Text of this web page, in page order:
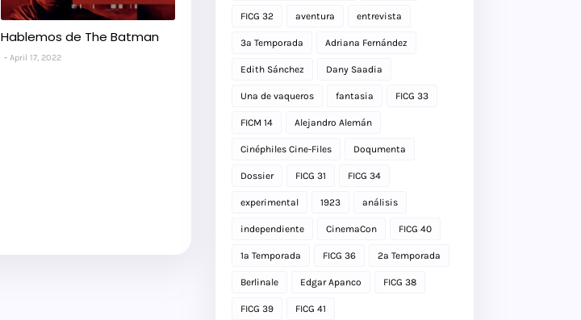
Hablemos de The Batman
April 17, 2022
FICG 32 aventura entrevista
3a Temporada Adriana Fernández
Edith Sánchez Dany Saadia
Una de vaqueros fantasia FICG 33
FICM 14 Alejandro Alemán
Cinéphiles Cine-Files Doqumenta
Dossier FICG 31 FICG 34
experimental 1923 análisis
independiente CinemaCon FICG 40
1a Temporada FICG 36 2a Temporada
Berlinale Edgar Apanco FICG 38
FICG 39 FICG 41